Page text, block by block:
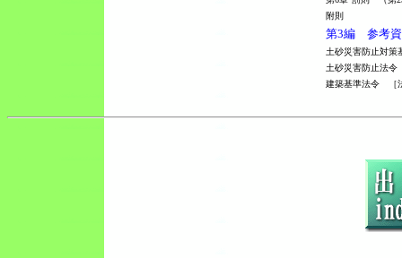
附則
第3編 参考
土砂災害防止対策
土砂災害防止法
建築基準法令